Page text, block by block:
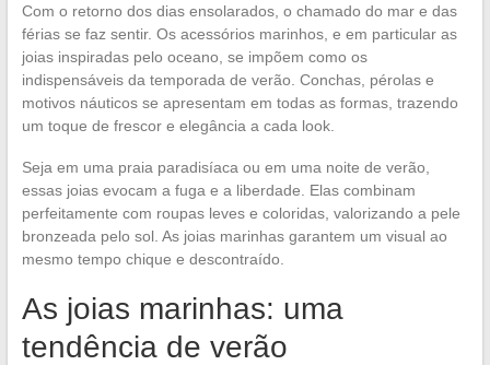
Com o retorno dos dias ensolarados, o chamado do mar e das
férias se faz sentir. Os acessórios marinhos, e em particular as
joias inspiradas pelo oceano, se impõem como os
indispensáveis da temporada de verão. Conchas, pérolas e
motivos náuticos se apresentam em todas as formas, trazendo
um toque de frescor e elegância a cada look.
Seja em uma praia paradisíaca ou em uma noite de verão,
essas joias evocam a fuga e a liberdade. Elas combinam
perfeitamente com roupas leves e coloridas, valorizando a pele
bronzeada pelo sol. As joias marinhas garantem um visual ao
mesmo tempo chique e descontraído.
As joias marinhas: uma
tendência de verão